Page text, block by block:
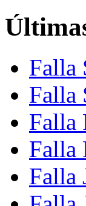
Falla
Falla
Falla
Falla
Falla